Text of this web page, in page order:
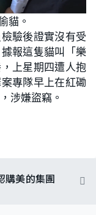
貓。
驗後證實沒有受
報這隻貓叫「樂
上星期四遭人抱
專隊早上在紅磡
涉嫌盜竊。
購美的集團